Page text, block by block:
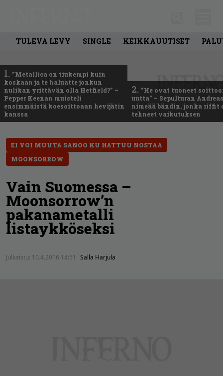
TULEVA LEVY SINGLE KEIKKAUUTISET
1. ”Metallica on tiukempi kuin
koskaan ja te haluatte jonkun
nulikan yrittävän olla Hetfield?” –
Pepper Keenan muisteli
ensimmäistä koesoittoaan hevijätin
kanssa
2. ”He ovat tuoneet
uutta” – Sepulturan
nimeää bändin, jonka riffit
tehneet vaikutuksen
EI VOI MUUTA SANOO KU HATTUU NOSTAA
MOONSORROW
Vain Suomessa –
Moonsorrow’n
pakanametalli
listaykköseksi
Julkaistu: 10.4.2016 14:51 Salla Harjula